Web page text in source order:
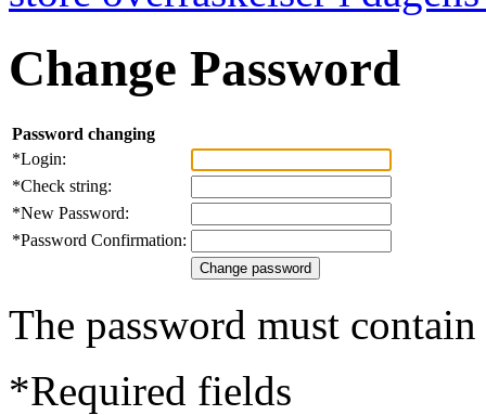
Change Password
Password changing
*Login:
*Check string:
*New Password:
*Password Confirmation:
The password must
*Required fields